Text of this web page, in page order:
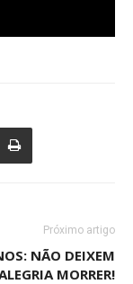
Próximo artigo
NÃO DEIXEM
MORRER!